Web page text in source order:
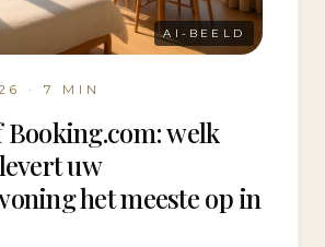
AI-BEELD
· 7 MIN
welk
uw
het meeste op in